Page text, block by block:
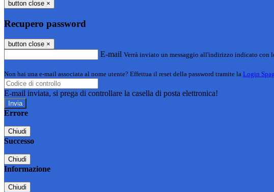
button close ×
Recupero password
button close ×
E-mail Verrà inviato un messaggio all'indirizzo indicato con
Non hai una e-mail associata al nome utente? Effettua il reset della password tramite la Login
E-mail inviata, si prega di controllare la casella di posta elettronica!
Errore
Chiudi
Successo
Chiudi
Informazione
Chiudi